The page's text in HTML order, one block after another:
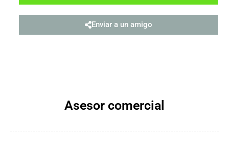
Asesor comercial
Enviar a un amigo